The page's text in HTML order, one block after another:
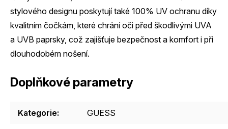
stylového designu poskytují také 100% UV ochranu díky
kvalitním čočkám, které chrání oči před škodlivými UVA
a UVB paprsky, což zajišťuje bezpečnost a komfort i při
dlouhodobém nošení.
Doplňkové parametry
Kategorie: GUESS